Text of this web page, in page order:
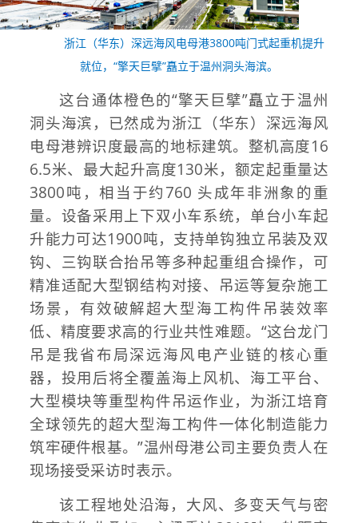
浙江（华东）深远海风电母港3800吨门式起重机提升
就位，“擎天巨擘”矗立于温州洞头海滨。
这台通体橙色的“擎天巨擘”矗立于温州
洞头海滨，已然成为浙江（华东）深远海风
电母港辨识度最高的地标建筑。整机高度16
6.5米、最大起升高度130米，额定起重量达
3800吨，相当于约760 头成年非洲象的重
量。设备采用上下双小车系统，单台小车起
升能力可达1900吨，支持单钩独立吊装及双
钩、三钩联合抬吊等多种起重组合操作，可
精准适配大型钢结构对接、吊运等复杂施工
场景，有效破解超大型海工构件吊装效率
低、精度要求高的行业共性难题。“这台龙门
吊是我省布局深远海风电产业链的核心重
器，投用后将全覆盖海上风机、海工平台、
大型模块等重型构件吊运作业，为浙江培育
全球领先的超大型海工构件一体化制造能力
筑牢硬件根基。”温州母港公司主要负责人在
现场接受采访时表示。
该工程地处沿海，大风、多变天气与密